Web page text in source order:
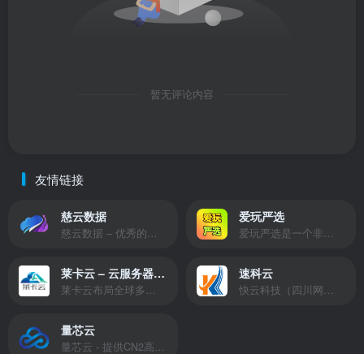
暂无评论内容
友情链接
慈云数据
慈云数据 – 优秀的云服务器服务商，提供最具有性价比的产品。慈云数据是开发者必不可少的良心云
爱玩严选
爱玩严选是一个非常有保障且性价比极高的虚拟商城，包括但不限于苹果证书、技术指导、会员充值等多种虚拟服务！
莱卡云 – 云服务器提供商
莱卡云布局全球多个地理区域。提供服务有：境外云服务器、国内云服务器、独立服务器、服务器托管、CDN、SSL证书、游戏服务器等业务。
速科云
快云科技（四川网联快云科技有限公司）成立于2021年，主营互联网业务平台服务提供商。公司专注为用户提供低价高性能云计算产品，致力于云计算应用的易用性开发，并引导云计算在国内普及
量芯云
量芯云 - 提供CN2高速香港美国云服务器&专业高防服务器租用等云服务器供应商